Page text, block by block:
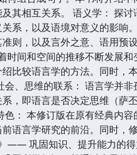
其相互关系。 语义学： 探
系，以及语境对意义的影响
则，以及言外之意、语用预
间和空间的推移不断发展和
比较语言学的方法。同时，
、思维的联系： 语言学并非
，即语言是否决定思维（萨
： 本修订版在原有经典内
语言学研究的前沿。同时，
—— 巩固知识、提升能力的